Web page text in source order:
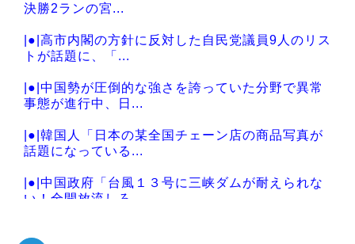
決勝2ランの宮...
|●|高市内閣の方針に反対した自民党議員9人のリス
トが話題に、「...
|●|中国勢が圧倒的な強さを誇っていた分野で異常
事態が進行中、日...
|●|韓国人「日本の某全国チェーン店の商品写真が
話題になっている...
|●|中国政府「台風１３号に三峡ダムが耐えられな
い！全開放流しろ...